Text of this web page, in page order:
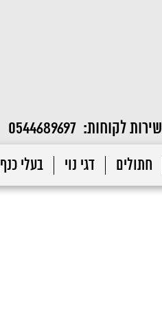
שירות לקוחות: 0544689697
חתולים דגי נוי בעלי כנף